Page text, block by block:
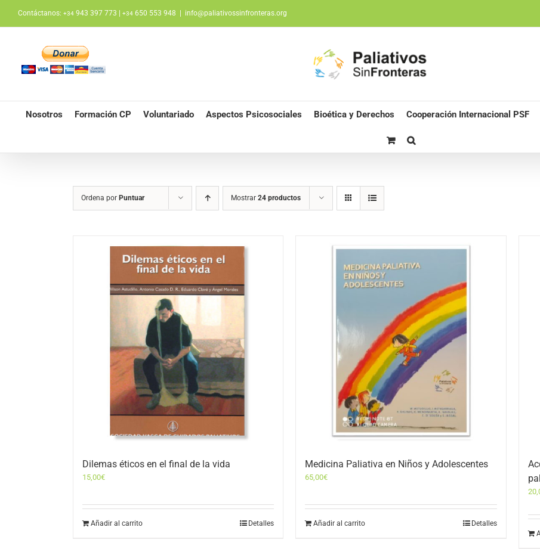
contenido
Contáctanos: +34 943 397 773 | +34 650 553 948 info@paliativossinfronteras.org
Nosotros Formación CP Voluntariado Aspectos Psicosociales Bioética y Derechos Cooperación Internacional PSF
Ordena por Puntuar Mostrar 24 productos
Dilemas éticos en el final de la vida
15,00€
Añadir al carrito Detalles
Medicina Paliativa en Niños y Adolescentes
65,00€
Añadir al carrito Detalles